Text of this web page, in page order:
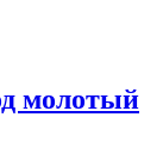
молотый